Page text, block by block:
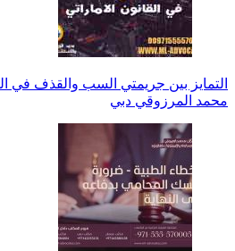
التمايز بين جريمتي السب والقذف في
محمد المرزوقي دبي